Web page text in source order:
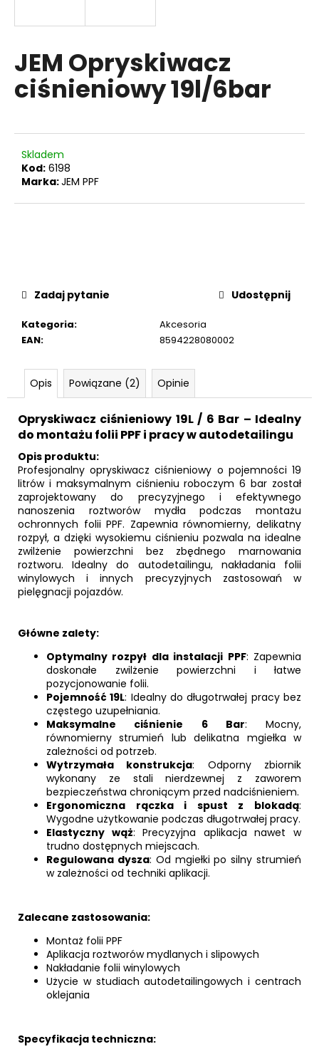
JEM Opryskiwacz
ciśnieniowy 19l/6bar
Skladem
Kod: 6198
Marka:JEM PPF
Kategoria:
Akcesoria
EAN: 8594228080002
Zadaj pytanie Udostępnij
Opis Powiązane (2) Opinie
Opryskiwacz ciśnieniowy 19L / 6 Bar – Idealny
do montażu folii PPF i pracy w autodetailingu
Opis produktu:
Profesjonalny opryskiwacz ciśnieniowy o pojemności 19
litrów i maksymalnym ciśnieniu roboczym 6 bar został
zaprojektowany do precyzyjnego i efektywnego
nanoszenia roztworów mydła podczas montażu
ochronnych folii PPF. Zapewnia równomierny, delikatny
rozpył, a dzięki wysokiemu ciśnieniu pozwala na idealne
zwilżenie powierzchni bez zbędnego marnowania
roztworu. Idealny do autodetailingu, nakładania folii
winylowych i innych precyzyjnych zastosowań w
pielęgnacji pojazdów.
Główne zalety:
Optymalny rozpył dla instalacji PPF: Zapewnia
doskonałe zwilżenie powierzchni i łatwe
pozycjonowanie folii.
Pojemność 19L: Idealny do długotrwałej pracy bez
częstego uzupełniania.
Maksymalne ciśnienie 6 Bar: Mocny,
równomierny strumień lub delikatna mgiełka w
zależności od potrzeb.
Wytrzymała konstrukcja: Odporny zbiornik
wykonany ze stali nierdzewnej z zaworem
bezpieczeństwa chroniącym przed nadciśnieniem.
Ergonomiczna rączka i spust z blokadą:
Wygodne użytkowanie podczas długotrwałej pracy.
Elastyczny wąż: Precyzyjna aplikacja nawet w
trudno dostępnych miejscach.
Regulowana dysza: Od mgiełki po silny strumień
w zależności od techniki aplikacji.
Zalecane zastosowania:
Montaż folii PPF
Aplikacja roztworów mydlanych i slipowych
Nakładanie folii winylowych
Użycie w studiach autodetailingowych i centrach
oklejania
Specyfikacja techniczna:
SZUKAJ
o
e
c
m